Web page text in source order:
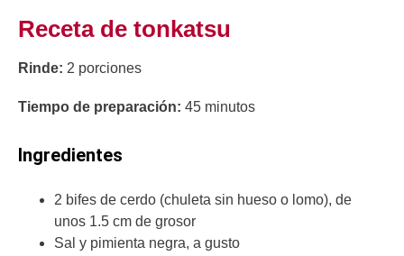
Receta de tonkatsu
Rinde: 2 porciones
Tiempo de preparación: 45 minutos
Ingredientes
2 bifes de cerdo (chuleta sin hueso o lomo), de
unos 1.5 cm de grosor
Sal y pimienta negra, a gusto